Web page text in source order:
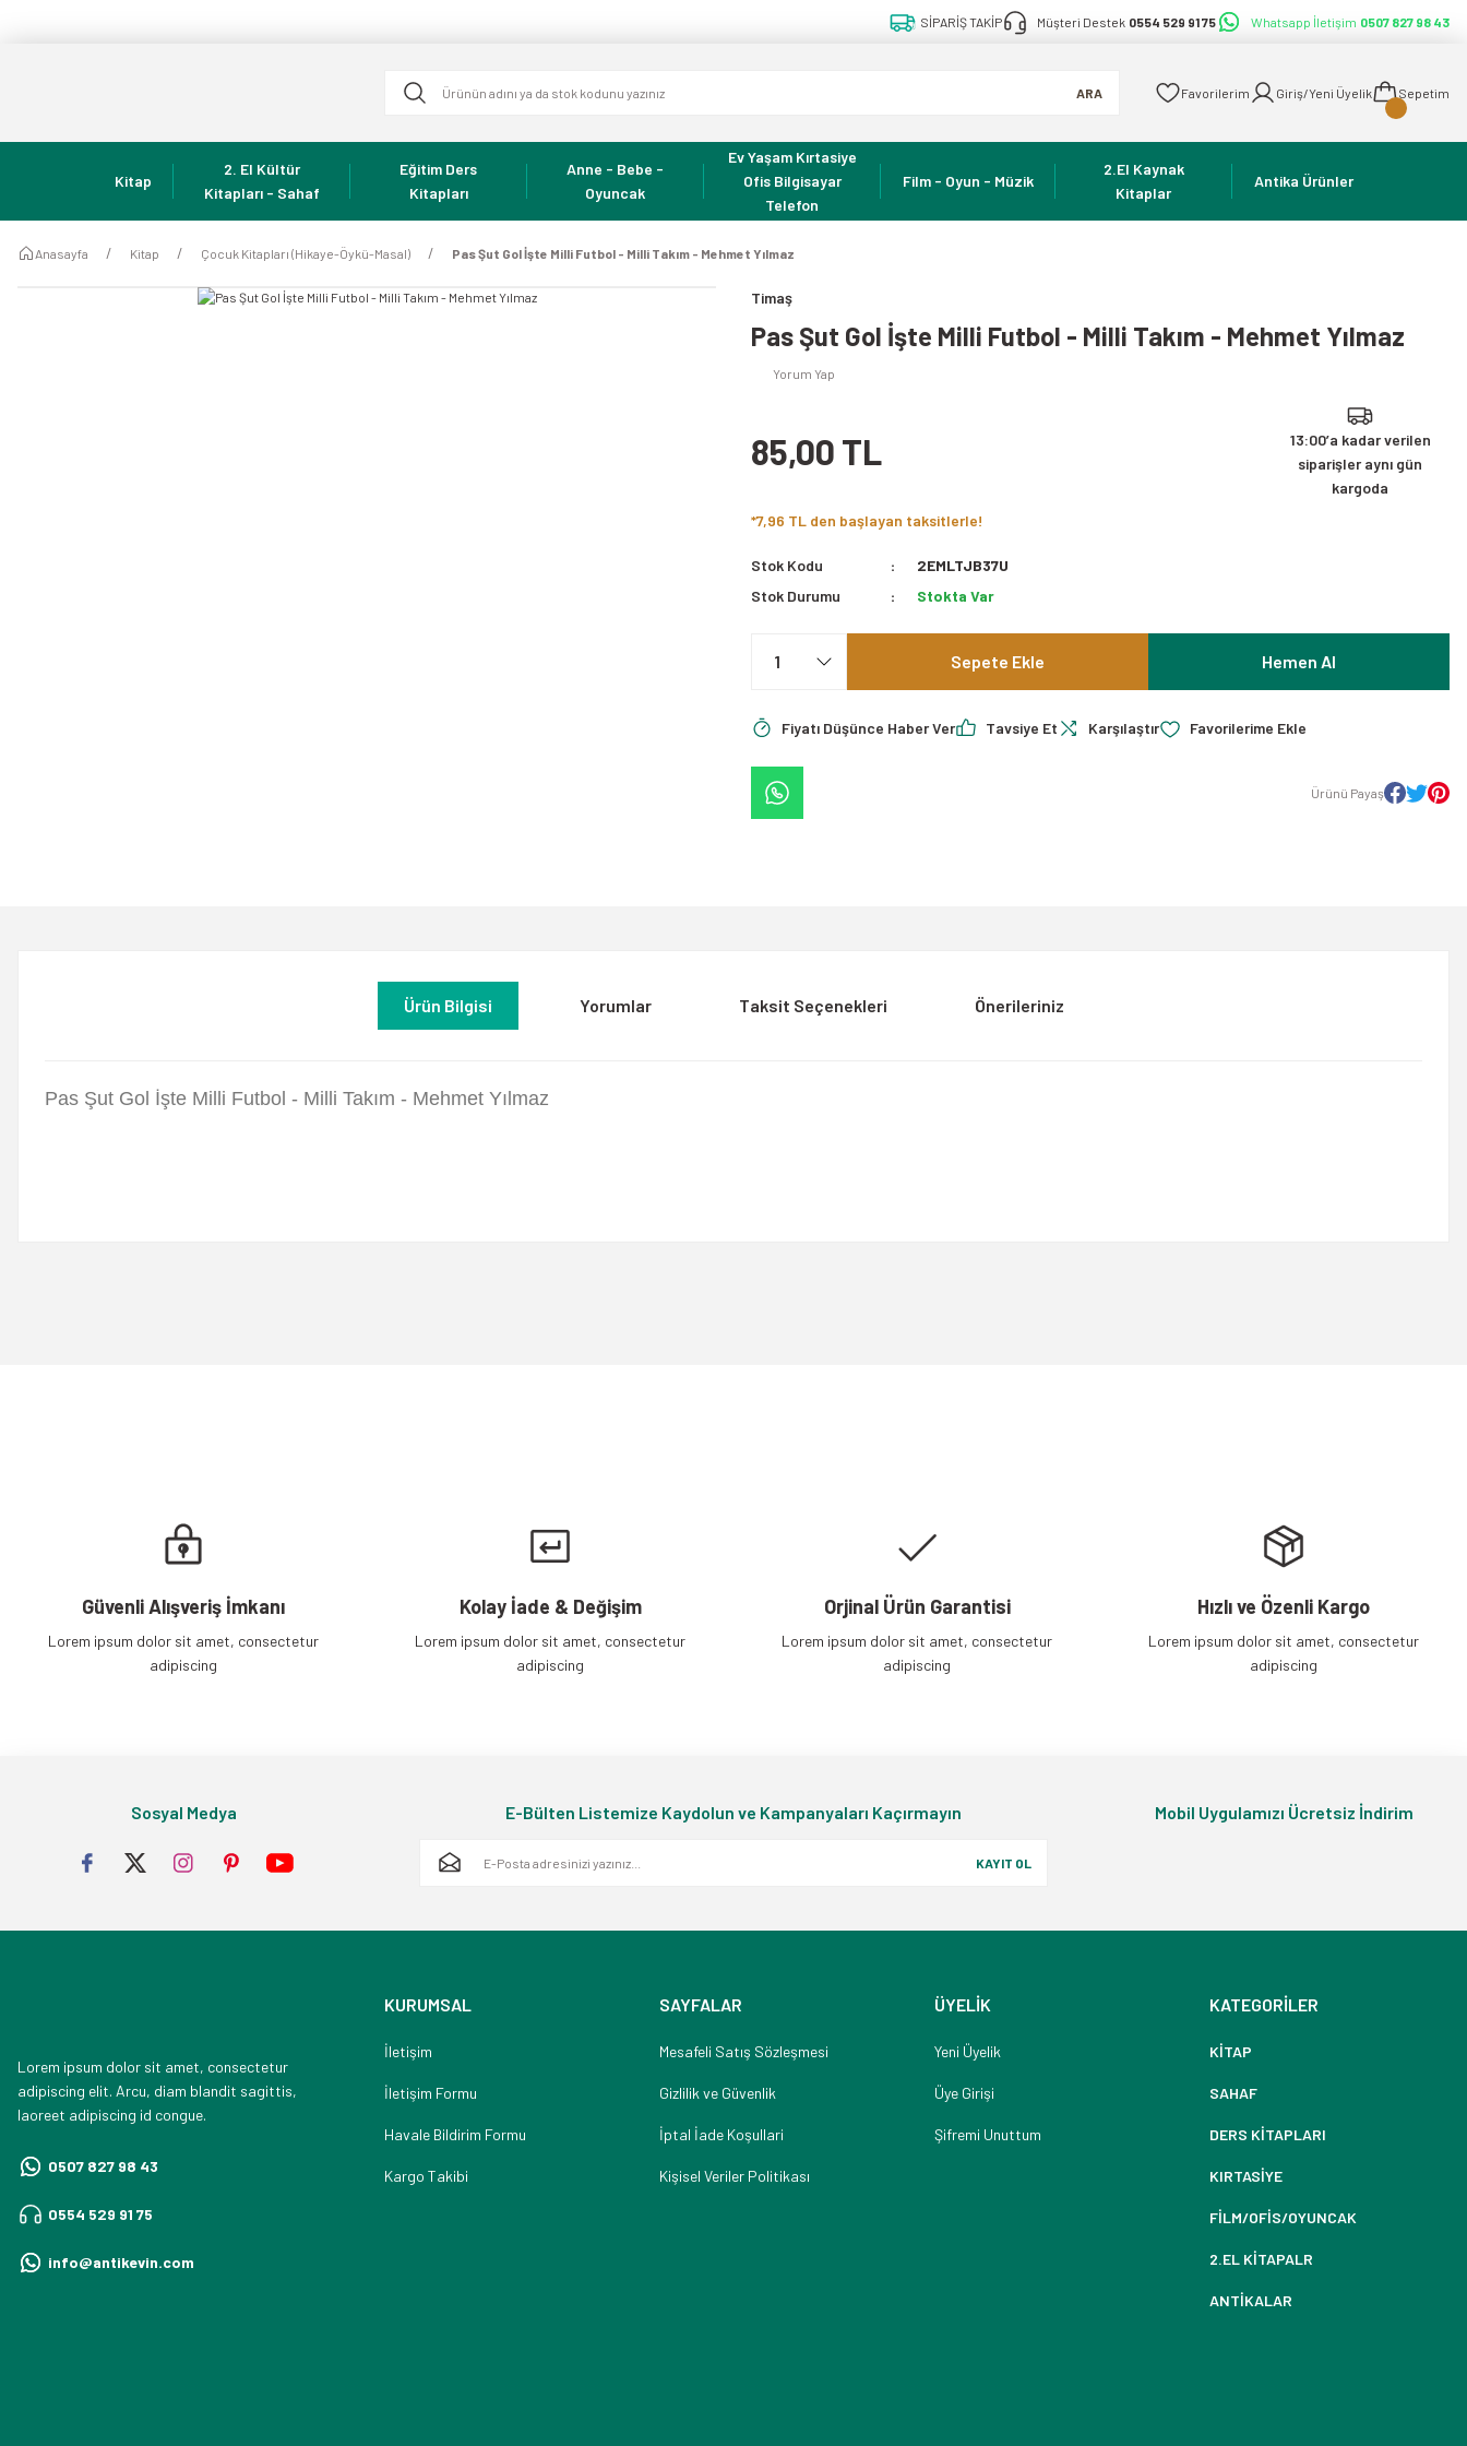
SİPARİŞ TAKİP Müşteri Destek 0554 529 91 75 Whatsapp İletişim 0507 827 98 43
ARA Favorilerim Giriş/Yeni Üyelik Sepetim
Kitap
2. El Kültür
Kitapları - Sahaf
Eğitim Ders
Kitapları
Anne - Bebe -
Oyuncak
Ev Yaşam Kırtasiye
Ofis Bilgisayar
Telefon
Film - Oyun - Müzik
2.El Kaynak
Kitaplar
Antika Ürünler
Anasayfa Kitap Çocuk Kitapları (Hikaye-Öykü-Masal) Pas Şut Gol İşte Milli Futbol - Milli Takım - Mehmet Yılmaz
Timaş
Pas Şut Gol İşte Milli Futbol - Milli Takım - Mehmet Yılmaz
Yorum Yap
85,00 TL
13:00’a kadar verilen
siparişler aynı gün
kargoda
*7,96 TL den başlayan taksitlerle!
Stok Kodu
2EMLTJB37U
Stok Durumu
Stokta Var
Sepete Ekle Hemen Al
Fiyatı Düşünce Haber Ver Tavsiye Et Karşılaştır
Ürünü Payaş
Ürün Bilgisi Yorumlar Taksit Seçenekleri Önerileriniz
Pas Şut Gol İşte Milli Futbol - Milli Takım - Mehmet Yılmaz
Güvenli Alışveriş İmkanı
Lorem ipsum dolor sit amet, consectetur
adipiscing
Kolay İade & Değişim
Lorem ipsum dolor sit amet, consectetur
adipiscing
Orjinal Ürün Garantisi
Lorem ipsum dolor sit amet, consectetur
adipiscing
Hızlı ve Özenli Kargo
Lorem ipsum dolor sit amet, consectetur
adipiscing
Sosyal Medya E-Bülten Listemize Kaydolun ve Kampanyaları Kaçırmayın
KAYIT OL
Mobil Uygulamızı Ücretsiz İndirim
Lorem ipsum dolor sit amet, consectetur
adipiscing elit. Arcu, diam blandit sagittis,
laoreet adipiscing id congue.
0507 827 98 43
0554 529 91 75
info@antikevin.com
KURUMSAL
İletişim
İletişim Formu
Havale Bildirim Formu
Kargo Takibi
SAYFALAR
Mesafeli Satış Sözleşmesi
Gizlilik ve Güvenlik
İptal İade Koşullari
Kişisel Veriler Politikası
ÜYELİK
Yeni Üyelik
Üye Girişi
Şifremi Unuttum
KATEGORİLER
KİTAP
SAHAF
DERS KİTAPLARI
KIRTASİYE
FİLM/OFİS/OYUNCAK
2.EL KİTAPALR
ANTİKALAR